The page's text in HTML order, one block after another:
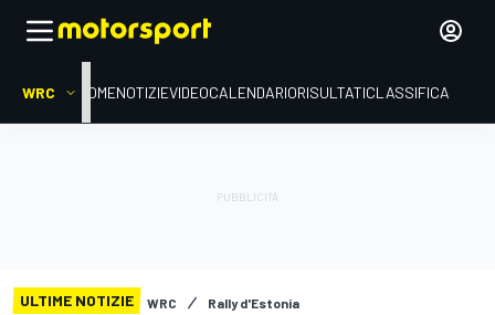
WRC HOMENOTIZIEVIDEOCALENDARIORISULTATICLASSIFICA
ULTIME NOTIZIE WRC Rally d'Estonia